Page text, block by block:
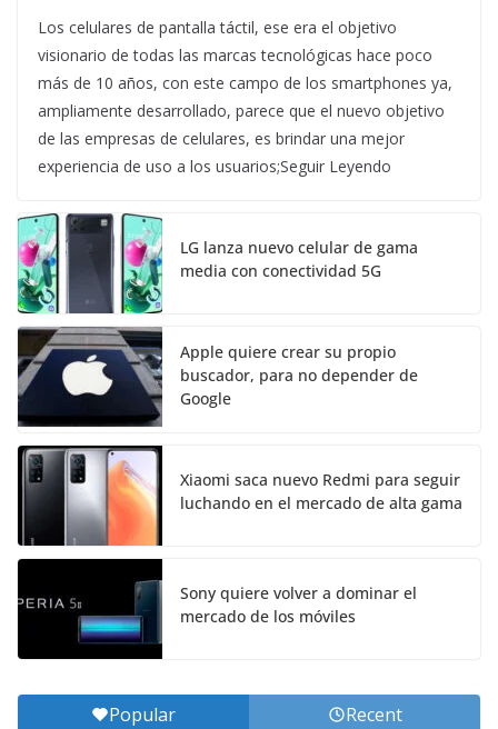
Los celulares de pantalla táctil, ese era el objetivo
visionario de todas las marcas tecnológicas hace poco
más de 10 años, con este campo de los smartphones ya,
ampliamente desarrollado, parece que el nuevo objetivo
de las empresas de celulares, es brindar una mejor
experiencia de uso a los usuarios;Seguir Leyendo
LG lanza nuevo celular de gama
media con conectividad 5G
Apple quiere crear su propio
buscador, para no depender de
Google
Xiaomi saca nuevo Redmi para seguir
luchando en el mercado de alta gama
Sony quiere volver a dominar el
mercado de los móviles
Popular Recent